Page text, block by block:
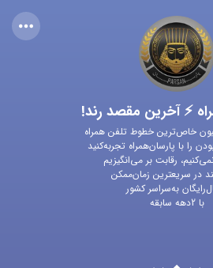
⚡ آخرین مقصد رند!
خاص‌ترین خطوط تلفن همراه
را با پارسان‌همراه تجربه‌کنید
رقابت بر می‌انگیزیم
در سریعترین زمان‌ممکن
به‌سراسر کشور
با 2دهه سابقه